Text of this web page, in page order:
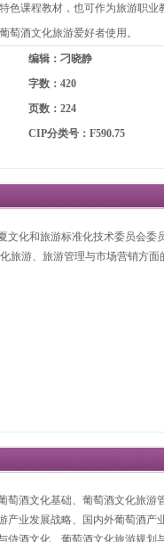
色课程教材，也可作为旅游职
萄酒文化旅游爱好者使用。
编辑：刁晓静
字数：420
页数：224
CIP分类号：F590.75
化和旅游标准化技术委员会
旅游、旅游管理与市场营销方面
酒文化基础、葡萄酒文化旅
业发展战略、国内外葡萄酒
酒文化、葡萄酒文化旅游规